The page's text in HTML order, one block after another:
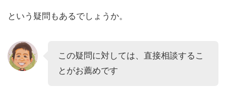
という疑問もあるでしょうか。
この疑問に対しては、直接相談するこ
とがお薦めです